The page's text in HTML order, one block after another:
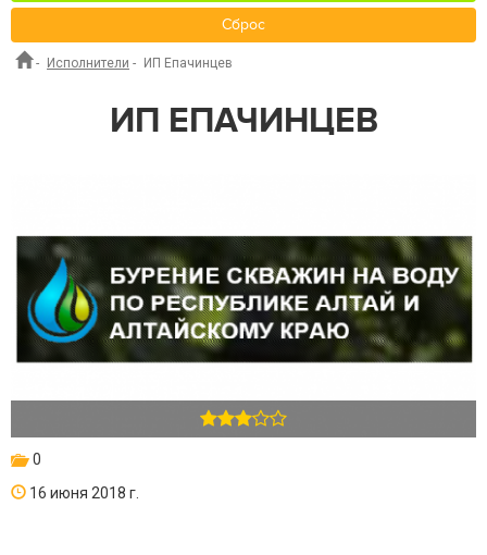
Сброс
- Исполнители - ИП Епачинцев
ИП ЕПАЧИНЦЕВ
0
16 июня 2018 г.